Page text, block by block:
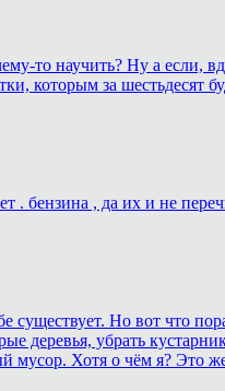
то научить? Ну а если,
которым за шестьдесят
. бензина , да их и не
Но вот что
деревья, убрать
мусор. Хотя о чём я? Это